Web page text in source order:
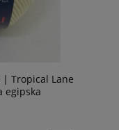
| Tropical Lane
egipska